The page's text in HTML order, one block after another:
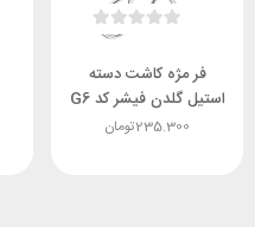
فر مژه کاشت دسته
استیل گلدن فیشر کد G6
تومان235.300